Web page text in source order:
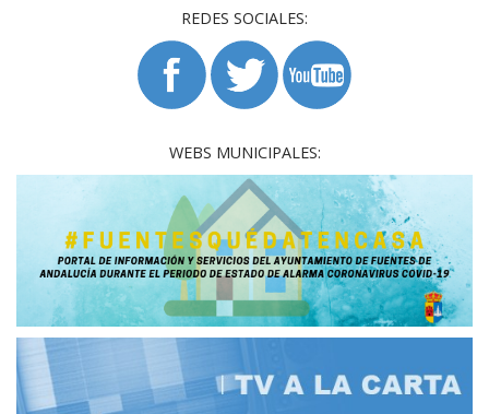
REDES SOCIALES:
WEBS MUNICIPALES: